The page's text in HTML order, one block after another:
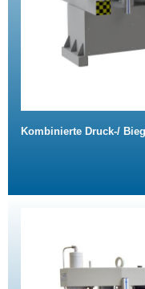
Kombinierte Druck-/